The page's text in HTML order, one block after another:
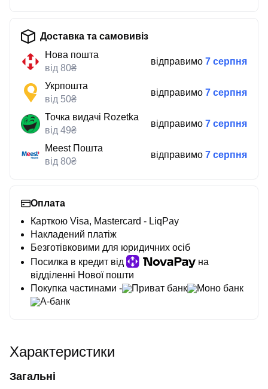
Доставка та самовивіз
Нова пошта
від 80₴
відправимо 7 серпня
Укрпошта
від 50₴
відправимо 7 серпня
Точка видачі Rozetka
від 49₴
відправимо 7 серпня
Meest Пошта
від 80₴
відправимо 7 серпня
Оплата
Карткою Visa, Mastercard - LiqPay
Накладений платіж
Безготівковими для юридичних осіб
Посилка в кредит від
на
відділенні Нової пошти
Покупка частинами -
Приват банк
Моно банк
А-банк
Характеристики
Загальні